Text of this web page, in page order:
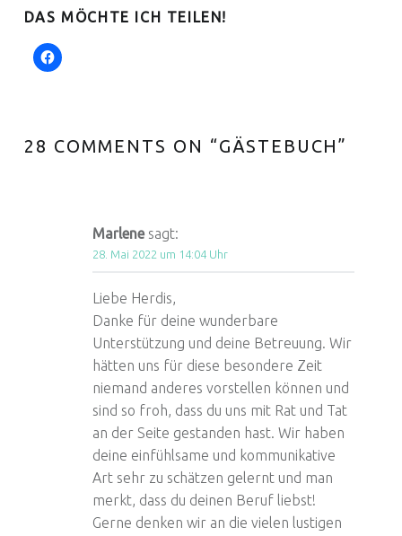
DAS MÖCHTE ICH TEILEN!
28 COMMENTS ON “GÄSTEBUCH”
Marlene sagt:
28. Mai 2022 um 14:04 Uhr
Liebe Herdis,
Danke für deine wunderbare
Unterstützung und deine Betreuung. Wir
hätten uns für diese besondere Zeit
niemand anderes vorstellen können und
sind so froh, dass du uns mit Rat und Tat
an der Seite gestanden hast. Wir haben
deine einfühlsame und kommunikative
Art sehr zu schätzen gelernt und man
merkt, dass du deinen Beruf liebst!
Gerne denken wir an die vielen lustigen